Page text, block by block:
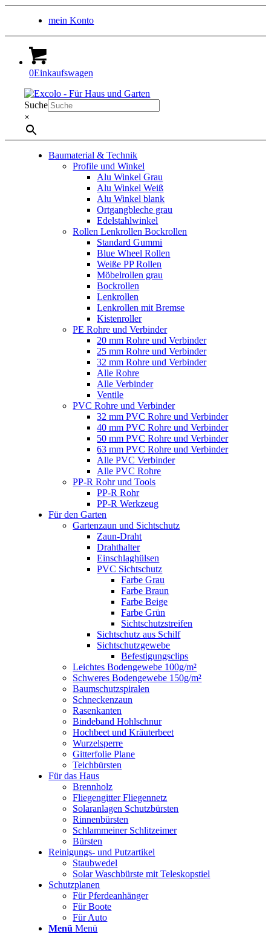
mein Konto
0Einkaufswagen
Suche
×
Baumaterial & Technik
Profile und Winkel
Alu Winkel Grau
Alu Winkel Weiß
Alu Winkel blank
Ortgangbleche grau
Edelstahlwinkel
Rollen Lenkrollen Bockrollen
Standard Gummi
Blue Wheel Rollen
Weiße PP Rollen
Möbelrollen grau
Bockrollen
Lenkrollen
Lenkrollen mit Bremse
Kistenroller
PE Rohre und Verbinder
20 mm Rohre und Verbinder
25 mm Rohre und Verbinder
32 mm Rohre und Verbinder
Alle Rohre
Alle Verbinder
Ventile
PVC Rohre und Verbinder
32 mm PVC Rohre und Verbinder
40 mm PVC Rohre und Verbinder
50 mm PVC Rohre und Verbinder
63 mm PVC Rohre und Verbinder
Alle PVC Verbinder
Alle PVC Rohre
PP-R Rohr und Tools
PP-R Rohr
PP-R Werkzeug
Für den Garten
Gartenzaun und Sichtschutz
Zaun-Draht
Drahthalter
Einschlaghülsen
PVC Sichtschutz
Farbe Grau
Farbe Braun
Farbe Beige
Farbe Grün
Sichtschutzstreifen
Sichtschutz aus Schilf
Sichtschutzgewebe
Befestigungsclips
Leichtes Bodengewebe 100g/m²
Schweres Bodengewebe 150g/m²
Baumschutzspiralen
Schneckenzaun
Rasenkanten
Bindeband Hohlschnur
Hochbeet und Kräuterbeet
Wurzelsperre
Gitterfolie Plane
Teichbürsten
Für das Haus
Brennholz
Fliegengitter Fliegennetz
Solaranlagen Schutzbürsten
Rinnenbürsten
Schlammeiner Schlitzeimer
Bürsten
Reinigungs- und Putzartikel
Staubwedel
Solar Waschbürste mit Teleskopstiel
Schutzplanen
Für Pferdeanhänger
Für Boote
Für Auto
Menü Menü